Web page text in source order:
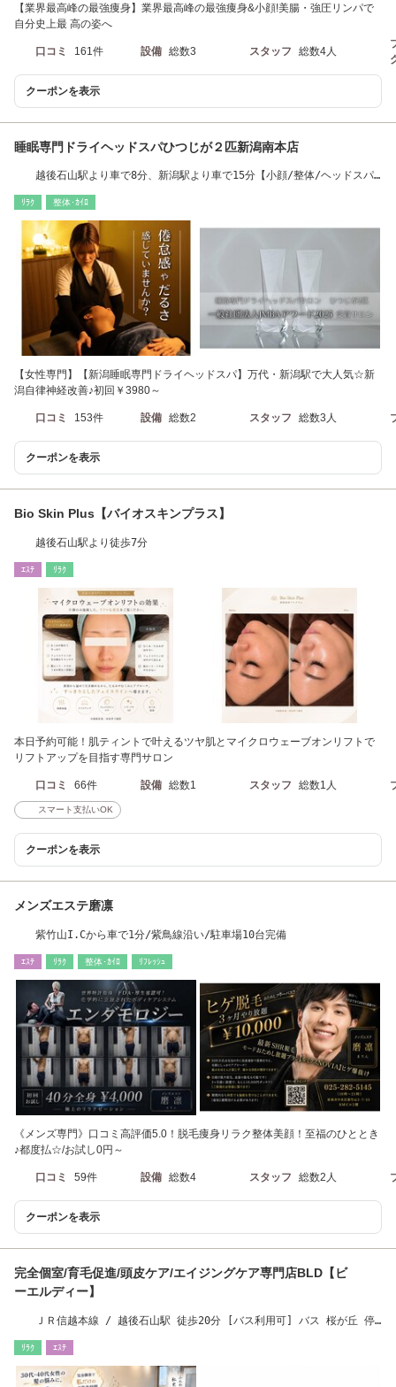
【業界最高峰の最強痩身】業界最高峰の最強痩身&小顔!美腸・強圧リンパで
自分史上最 高の姿へ
口コミ 161件 設備 総数3 スタッフ 総数4人
クーポンを表示
睡眠専門ドライヘッドスパひつじが２匹新潟南本店
越後石山駅より車で8分、新潟駅より車で15分【小顔/整体/ヘッドスパ/
ﾘﾗｸ 整体･ｶｲﾛ
【女性専門】【新潟睡眠専門ドライヘッドスパ】万代・新潟駅で大人気☆新
潟自律神経改善♪初回￥3980～
口コミ 153件 設備 総数2 スタッフ 総数3人
クーポンを表示
Bio Skin Plus【バイオスキンプラス】
越後石山駅より徒歩7分
ｴｽﾃ ﾘﾗｸ
本日予約可能！肌ティントで叶えるツヤ肌とマイクロウェーブオンリフトで
リフトアップを目指す専門サロン
口コミ 66件 設備 総数1 スタッフ 総数1人
スマート支払いOK
クーポンを表示
メンズエステ磨凛
紫竹山I.Cから車で1分/紫鳥線沿い/駐車場10台完備
ｴｽﾃ ﾘﾗｸ 整体･ｶｲﾛ ﾘﾌﾚｯｼｭ
《メンズ専門》口コミ高評価5.0！脱毛痩身リラク整体美顔！至福のひととき
♪都度払☆/お試し0円～
口コミ 59件 設備 総数4 スタッフ 総数2人
クーポンを表示
完全個室/育毛促進/頭皮ケア/エイジングケア専門店BLD【ビ
ーエルディー】
ＪＲ信越本線 / 越後石山駅 徒歩20分 [バス利用可] バス 桜が丘 停
ﾘﾗｸ ｴｽﾃ